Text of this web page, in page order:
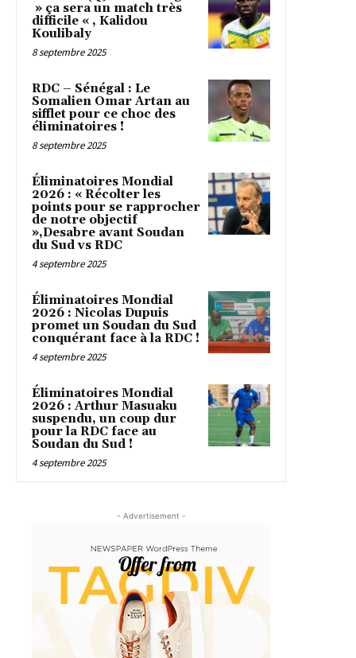
» ça sera un match très
difficile « , Kalidou
Koulibaly
8 septembre 2025
RDC – Sénégal : Le
Somalien Omar Artan au
sifflet pour ce choc des
éliminatoires !
8 septembre 2025
Éliminatoires Mondial
2026 : « Récolter les
points pour se rapprocher
de notre objectif
»,Desabre avant Soudan
du Sud vs RDC
4 septembre 2025
Éliminatoires Mondial
2026 : Nicolas Dupuis
promet un Soudan du Sud
conquérant face à la RDC !
4 septembre 2025
Éliminatoires Mondial
2026 : Arthur Masuaku
suspendu, un coup dur
pour la RDC face au
Soudan du Sud !
4 septembre 2025
- Advertisement -